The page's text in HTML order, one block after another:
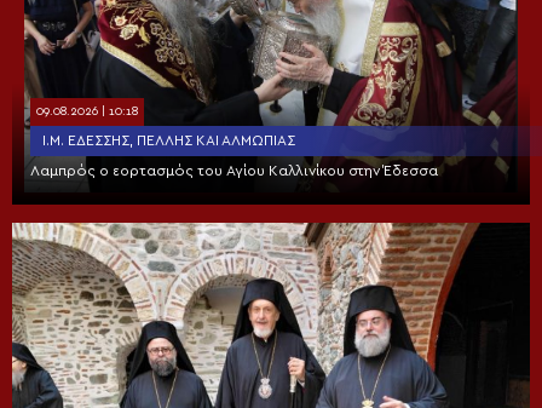
09.08.2026 | 10:18
Ι.Μ. ΕΔΈΣΣΗΣ, ΠΈΛΛΗΣ ΚΑΙ ΑΛΜΩΠΊΑΣ
Λαμπρός ο εορτασμός του Αγίου Καλλινίκου στην Έδεσσα